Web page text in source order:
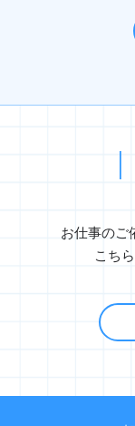
お仕事のご
こち